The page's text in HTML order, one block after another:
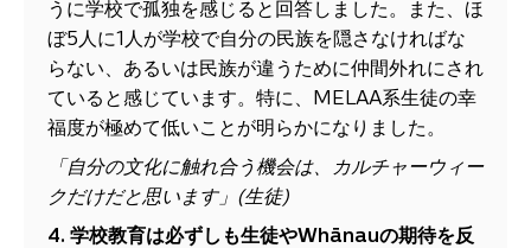
うに学校で孤独を感じると回答しました。また、ほ
ぼ5人に1人が学校で自分の民族を隠さなければな
らない、あるいは民族が違うために仲間外れにされ
ていると感じています。特に、MELAA系生徒の幸
福度が極めて低いことが明らかになりました。
「自分の文化に触れ合う機会は、カルチャーウィー
クだけだと思います」 (生徒)
4. 学校教育は必ずしも生徒やWhānauの期待を反